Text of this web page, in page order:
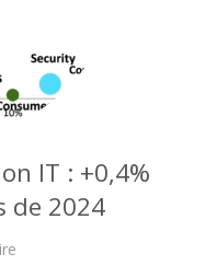
IT : +0,4%
de 2024